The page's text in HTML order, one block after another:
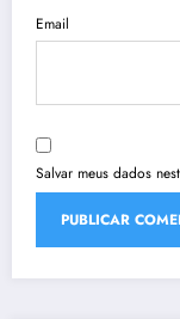
Email
Salvar meus dados